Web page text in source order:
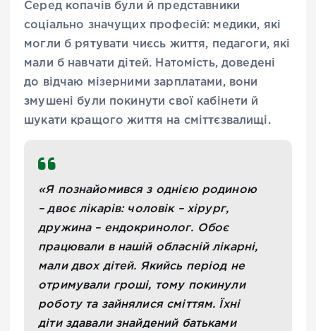
Серед копачів були й представники
соціально значущих професій: медики, які
могли б рятувати чиєсь життя, педагоги, які
мали б навчати дітей. Натомість, доведені
до відчаю мізерними зарплатами, вони
змушені були покинути свої кабінети й
шукати кращого життя на сміттєзвалищі.
«Я познайомився з однією родиною
– двоє лікарів: чоловік – хірург,
дружина – ендокринолог. Обоє
працювали в нашій обласній лікарні,
мали двох дітей. Якийсь період не
отримували гроші, тому покинули
роботу та зайнялися сміттям. Їхні
діти здавали знайдений батьками